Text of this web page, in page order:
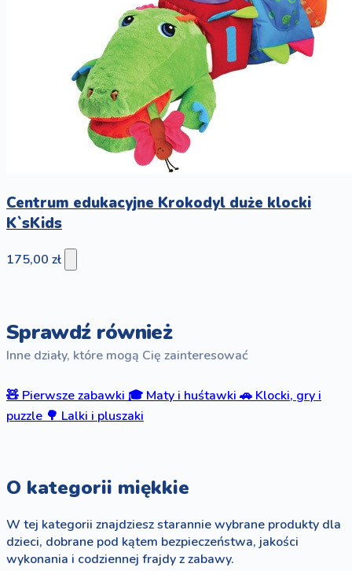
Centrum edukacyjne Krokodyl duże klocki
K`sKids
175,00 zł
Sprawdź również
Inne działy, które mogą Cię zainteresować
🧸 Pierwsze zabawki 🎓 Maty i huśtawki 🚗 Klocki, gry i
puzzle 🌳 Lalki i pluszaki
O kategorii miękkie
W tej kategorii znajdziesz starannie wybrane produkty dla
dzieci, dobrane pod kątem bezpieczeństwa, jakości
wykonania i codziennej frajdy z zabawy.